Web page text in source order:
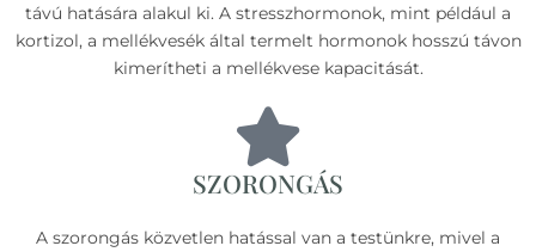
távú hatására alakul ki. A stresszhormonok, mint például a
kortizol, a mellékvesék által termelt hormonok hosszú távon
kimerítheti a mellékvese kapacitását.
SZORONGÁS
A szorongás közvetlen hatással van a testünkre, mivel a